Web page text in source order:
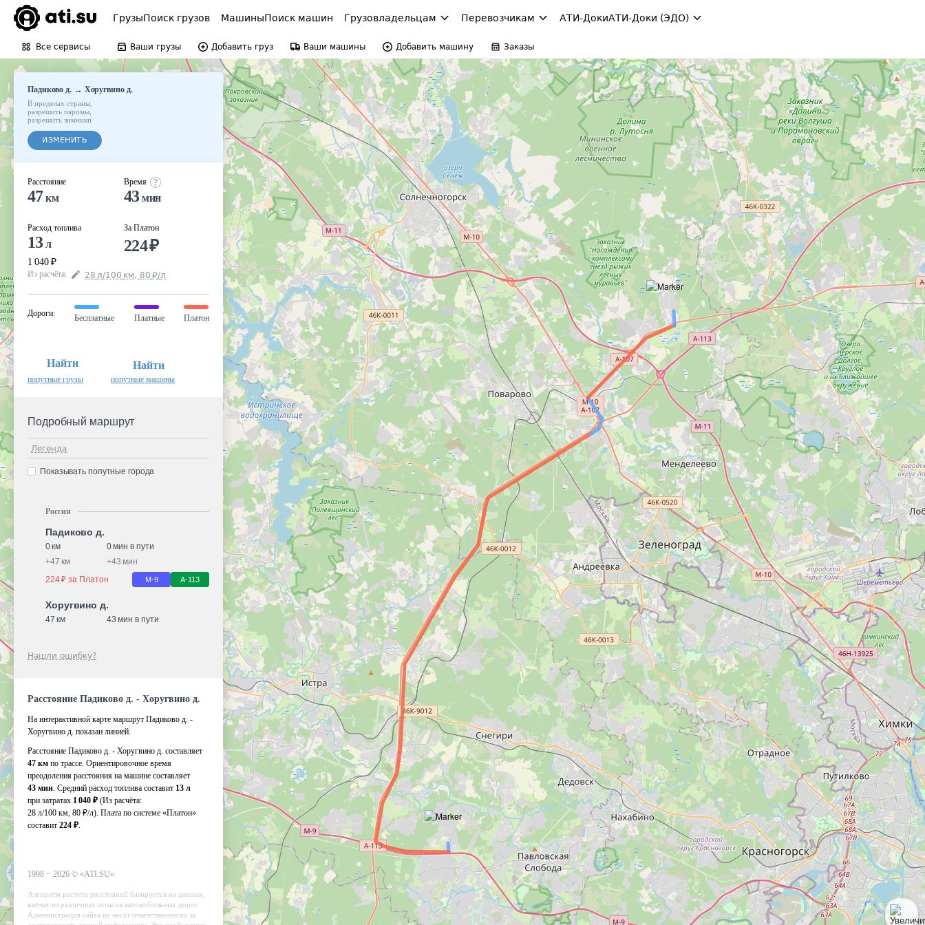
ГрузыПоиск грузов МашиныПоиск машин Грузовладельцам Перевозчикам АТИ-ДокиАТИ-Доки (ЭДО)
Все сервисы Ваши грузы Добавить груз Ваши машины Добавить машину Заказы
Падиково д.→ Хоругвино д.
В пределах страны
разрешить паромы
разрешить зимники
ИЗМЕНИТЬ
Расстояние
47км
Расход топлива
13л
1 040 ₽
Время
43мин
За Платон
224₽
Из расчёта: 28 л/100 км, 80 ₽/л
Дороги:
Бесплатные Платные Платон
Найти
попутные грузы
Найти
попутные машины
Подробный маршрут
Легенда
Показывать попутные города
Россия
Падиково д.
0 км
0 мин в пути
+47 км +43 мин
224 ₽ за Платон
М-9 А-113
Хоругвино д.
47 км 43 мин в пути
Нашли ошибку?
Расстояние Падиково д. - Хоругвино д.
На интерактивной карте маршрут Падиково д. -
Хоругвино д. показан линией.
Расстояние Падиково д. - Хоругвино д. составляет
47 км по трассе. Ориентировочное время
преодоления расстояния на машине составляет
43 мин. Средний расход топлива составит 13 л
при затратах 1 040 ₽ (Из расчёта:
28 л/100 км, 80 ₽/л). Плата по системе «Платон»
составит 224 ₽.
1998 − 2026 © «ATI.SU»
Алгоритм расчета расстояний базируется на данных,
взятых из различных атласов автомобильных дорог.
Администрация сайта не несёт ответственности за